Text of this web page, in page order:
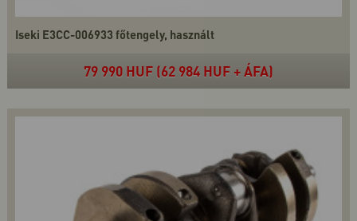
Iseki E3CC-006933 főtengely, használt
79 990 HUF (62 984 HUF + ÁFA)